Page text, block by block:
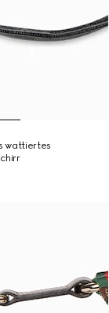
wattiertes